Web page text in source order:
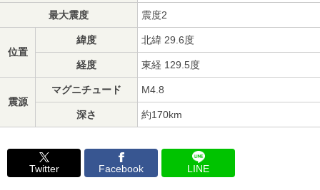
最大震度 震度2
位置
緯度 北緯 29.6度
経度 東経 129.5度
震源
マグニチュード M4.8
深さ 約170km
Twitter Facebook LINE